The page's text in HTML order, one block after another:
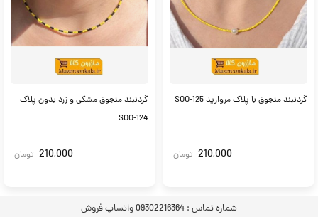
گردنبند منجوق با پلاک مروارید SOO-125
210,000 تومان
گردنبند منجوق مشکی و زرد بدون پلاک
SOO-124
210,000 تومان
شماره تماس : 09302216364 واتساپ فروش